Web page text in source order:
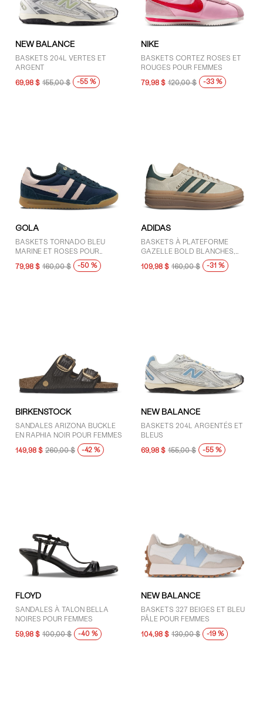
NEW BALANCE
BASKETS 204L VERTES ET
ARGENT
69,98 $ 155,00 $ -55 %
NIKE
BASKETS CORTEZ ROSES ET
ROUGES POUR FEMMES
79,98 $ 120,00 $ -33 %
GOLA
BASKETS TORNADO BLEU
MARINE ET ROSES POUR
FEMMES
79,98 $ 160,00 $ -50 %
ADIDAS
BASKETS À PLATEFORME
GAZELLE BOLD BLANCHES,
VERTES ET BRUNES POUR
FEMMES
109,98 $ 160,00 $ -31 %
BIRKENSTOCK
SANDALES ARIZONA BUCKLE
EN RAPHIA NOIR POUR FEMMES
149,98 $ 260,00 $ -42 %
NEW BALANCE
BASKETS 204L ARGENTÉS ET
BLEUS
69,98 $ 155,00 $ -55 %
FLOYD
SANDALES À TALON BELLA
NOIRES POUR FEMMES
59,98 $ 100,00 $ -40 %
NEW BALANCE
BASKETS 327 BEIGES ET BLEU
PÂLE POUR FEMMES
104,98 $ 130,00 $ -19 %